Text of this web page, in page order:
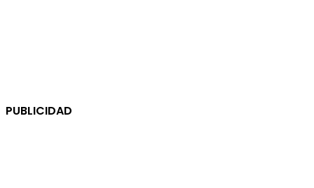
PUBLICIDAD